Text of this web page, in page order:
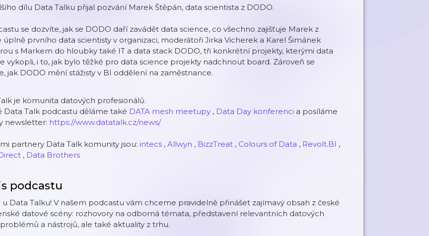
dílu Data Talku přijal pozvání Marek Štěpán, data scientista z DODO.
se dozvíte, jak se DODO daří zavádět data science, co všechno zajišťuje Marek z
úplně prvního data scientisty v organizaci, moderátoři Jirka Vicherek a Karel Šimánek
s Markem do hloubky také IT a data stack DODO, tři konkrétní projekty, kterými data
vykopli, i to, jak bylo těžké pro data science projekty nadchnout board. Zároveň se
jak DODO mění stážisty v BI oddělení na zaměstnance.
je komunita datových profesionálů.
Data Talk podcastu děláme také DATA mesh meetupy , Data Day konferenci a posíláme
newsletter: https://www.datatalk.cz/news/
partnery Data Talk komunity jsou: intecs , Allwyn , BizzTreat , Colours of Data , Revolt.BI ,
, Data Brothers
podcastu
Data Talku! V našem podcastu vám chceme pravidelně přinášet zajímavý obsah z české
datové scény: rozhovory na odborná témata, představení relevantních datových
a nástrojů, ale také aktuality z trhu.